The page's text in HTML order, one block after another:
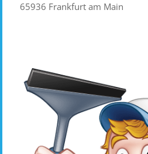
65936 Frankfurt am Main